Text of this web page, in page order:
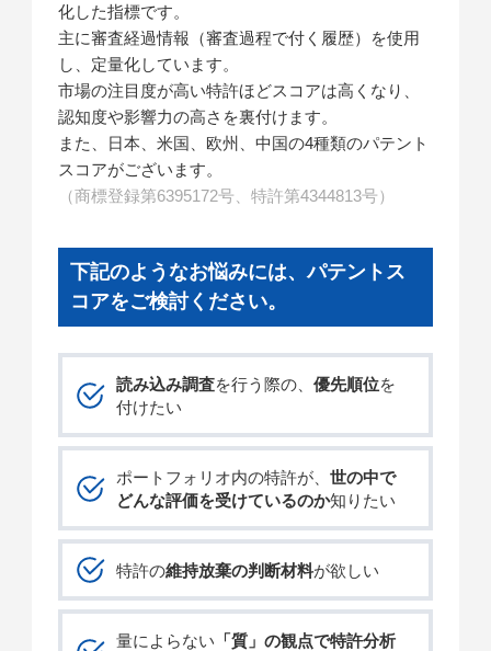
化した指標です。
主に審査経過情報（審査過程で付く履歴）を使用
し、定量化しています。
市場の注目度が高い特許ほどスコアは高くなり、
認知度や影響力の高さを裏付けます。
また、日本、米国、欧州、中国の4種類のパテント
スコアがございます。
（商標登録第6395172号、特許第4344813号）
下記のようなお悩みには、パテントス
コアをご検討ください。
読み込み調査を行う際の、優先順位を
付けたい
ポートフォリオ内の特許が、世の中で
どんな評価を受けているのか知りたい
特許の維持放棄の判断材料が欲しい
量によらない 「質」の観点で特許分析